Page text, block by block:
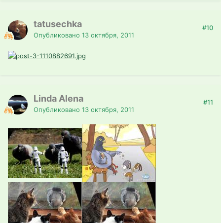
tatusechka
Опубликовано 13 октября, 2011
#10
Linda Alena
Опубликовано 13 октября, 2011
#11